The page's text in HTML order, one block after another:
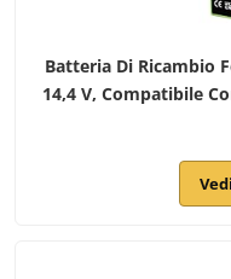
Batteria Di Ricambio
14,4 V, Compatibile
J7 E5, Batteria